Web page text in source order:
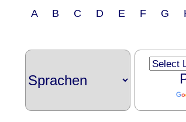
A B C D E F G